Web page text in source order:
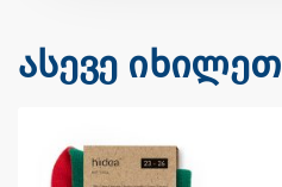
ასევე იხილეთ